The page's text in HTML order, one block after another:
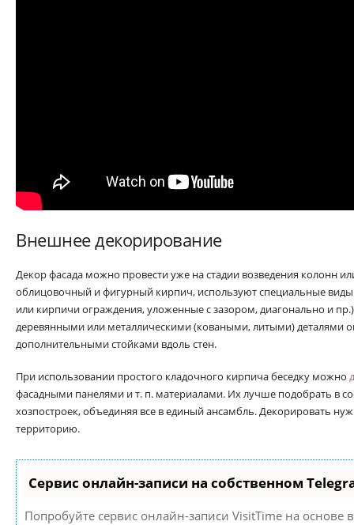
Внешнее декорирование
Декор фасада можно провести уже на стадии возведения колонн
облицовочный и фигурный кирпич, используют специальные
или кирпичи ограждения, уложенные с зазором, диагонально и
деревянными или металлическими (коваными, литыми) деталями
дополнительными стойками вдоль стен.
При использовании простого кладочного кирпича беседку можно
фасадными панелями и т. п. материалами. Их лучше подобрать в
хозпостроек, объединяя все в единый ансамбль. Декорировать
территорию.
Сервис онлайн-записи на собственном
Попробуйте сервис онлайн-записи VisitTime на основе